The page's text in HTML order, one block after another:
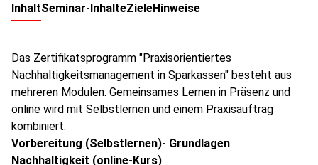
InhaltSeminar-InhalteZieleHinweise
Das Zertifikatsprogramm "Praxisorientiertes
Nachhaltigkeitsmanagement in Sparkassen" besteht aus
mehreren Modulen. Gemeinsames Lernen in Präsenz und
online wird mit Selbstlernen und einem Praxisauftrag
kombiniert.
Vorbereitung (Selbstlernen)- Grundlagen
Nachhaltigkeit (online-Kurs)